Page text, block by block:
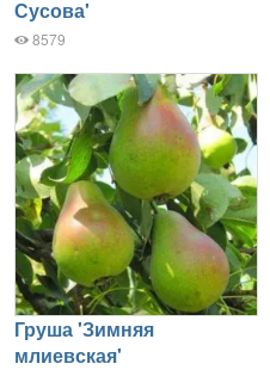
Сусова'
8579
Груша 'Зимняя
млиевская'